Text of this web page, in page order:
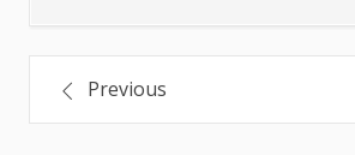
投
Previous